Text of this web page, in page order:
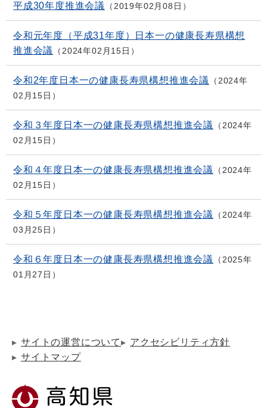
平成30年度推進会議 2019年02月08日
令和元年度（平成31年度）日本一の健康長寿県構想
推進会議
2024年02月15日
令和2年度日本一の健康長寿県構想推進会議
2024年
02月15日
令和３年度日本一の健康長寿県構想推進会議
2024年
02月15日
令和４年度日本一の健康長寿県構想推進会議
2024年
02月15日
令和５年度日本一の健康長寿県構想推進会議
2024年
03月25日
令和６年度日本一の健康長寿県構想推進会議
2025年
01月27日
サイトの運営について
アクセシビリティ方針
サイトマップ